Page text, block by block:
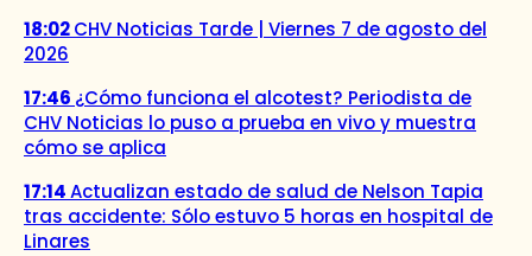
18:02CHV Noticias Tarde | Viernes 7 de agosto del
2026
17:46 ¿Cómo funciona el alcotest? Periodista de
CHV Noticias lo puso a prueba en vivo y muestra
cómo se aplica
17:14Actualizan estado de salud de Nelson Tapia
tras accidente: Sólo estuvo 5 horas en hospital de
Linares